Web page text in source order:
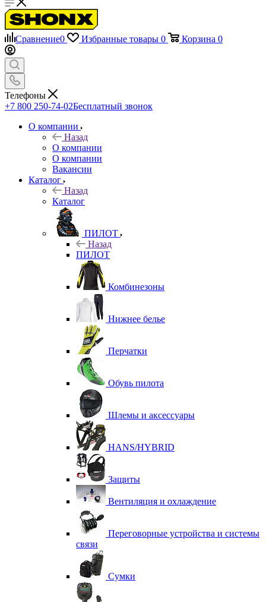
Сравнение0 Избранные товары 0 Корзина 0
Телефоны
+7 800 250-74-02Бесплатный звонок
О компании
Назад
О компании
О компании
Вакансии
Каталог
Назад
Каталог
ПИЛОТ
Назад
ПИЛОТ
Комбинезоны
Нижнее белье
Перчатки
Обувь пилота
Шлемы и аксессуары
HANS/HYBRID
Защиты
Вентиляция и охлаждение
Переговорные устройства и системы
связи
Сумки